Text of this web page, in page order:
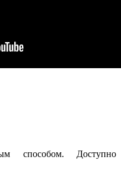
способом. Доступно